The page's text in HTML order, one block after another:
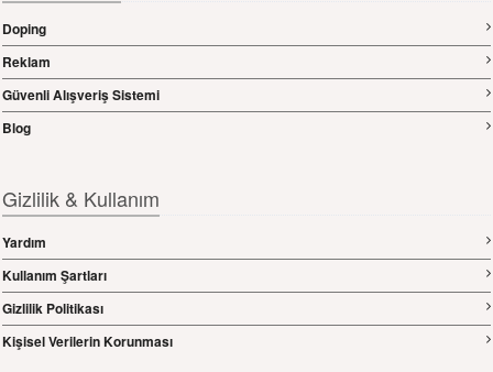
Doping
Reklam
Güvenli Alışveriş Sistemi
Blog
Gizlilik & Kullanım
Yardım
Kullanım Şartları
Gizlilik Politikası
Kişisel Verilerin Korunması